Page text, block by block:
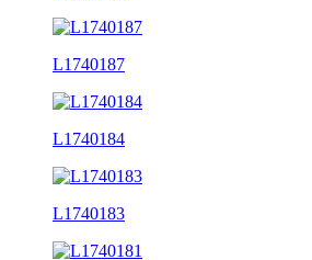
L1740187
L1740184
L1740183